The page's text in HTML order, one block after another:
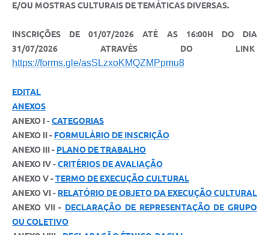
E/OU MOSTRAS CULTURAIS DE TEMÁTICAS DIVERSAS.
INSCRIÇÕES DE 01/07/2026 ATÉ AS 16:00H DO DIA
31/07/2026 ATRAVÉS DO LINK
https://forms.gle/asSLzxoKMQZMPpmu8
EDITAL
ANEXOS
ANEXO I -CATEGORIAS
ANEXO II - FORMULÁRIO DE INSCRIÇÃO
ANEXO III - PLANO DE TRABALHO
ANEXO IV -CRITÉRIOS DE AVALIAÇÃO
ANEXO V -TERMO DE EXECUÇÃO CULTURAL
ANEXO VI - RELATÓRIO DE OBJETO DA EXECUÇÃO CULTURAL
ANEXO VII - DECLARAÇÃO DE REPRESENTAÇÃO DE GRUPO
OU COLETIVO